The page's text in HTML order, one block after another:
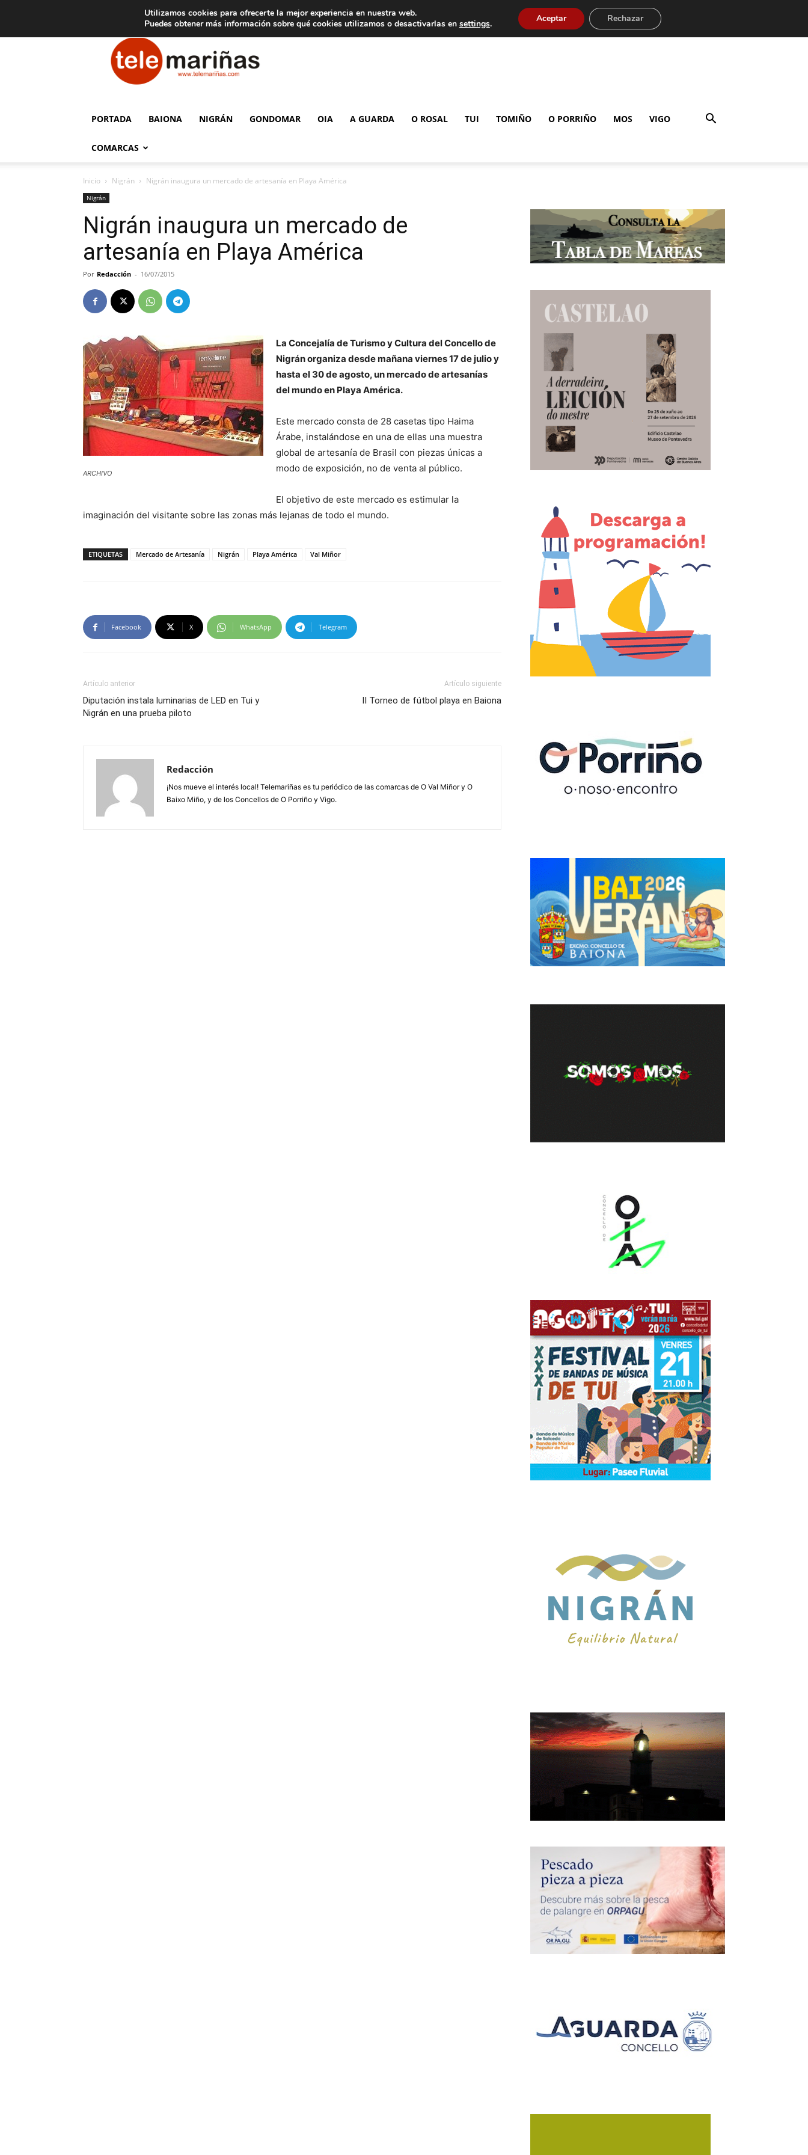
Aviso legal Tarifas de publicidad
Telemariñas
PORTADA BAIONA NIGRÁN GONDOMAR OIA A GUARDA O ROSAL TUI TOMIÑO O PORRIÑO MOS VIGO
COMARCAS
Inicio Nigrán Nigrán inaugura un mercado de artesanía en Playa América
Nigrán
Nigrán inaugura un mercado de
artesanía en Playa América
Por Redacción - 16/07/2015
ARCHIVO
La Concejalía de Turismo y Cultura del Concello de
Nigrán organiza desde mañana viernes 17 de julio y
hasta el 30 de agosto, un mercado de artesanías
del mundo en Playa América.
Este mercado consta de 28 casetas tipo Haima
Árabe, instalándose en una de ellas una muestra
global de artesanía de Brasil con piezas únicas a
modo de exposición, no de venta al público.
El objetivo de este mercado es estimular la
imaginación del visitante sobre las zonas más lejanas de todo el mundo.
ETIQUETAS Mercado de Artesanía Nigrán Playa América Val Miñor
Facebook X WhatsApp Telegram
Artículo anterior
Diputación instala luminarias de LED en Tui y
Nigrán en una prueba piloto
Artículo siguiente
II Torneo de fútbol playa en Baiona
Redacción
¡Nos mueve el interés local! Telemariñas es tu periódico de las comarcas de O Val Miñor y O
Baixo Miño, y de los Concellos de O Porriño y Vigo.
Utilizamos cookies para ofrecerte la mejor experiencia en nuestra web.
Puedes obtener más información sobre qué cookies utilizamos o desactivarlas en settings. Aceptar Rechazar